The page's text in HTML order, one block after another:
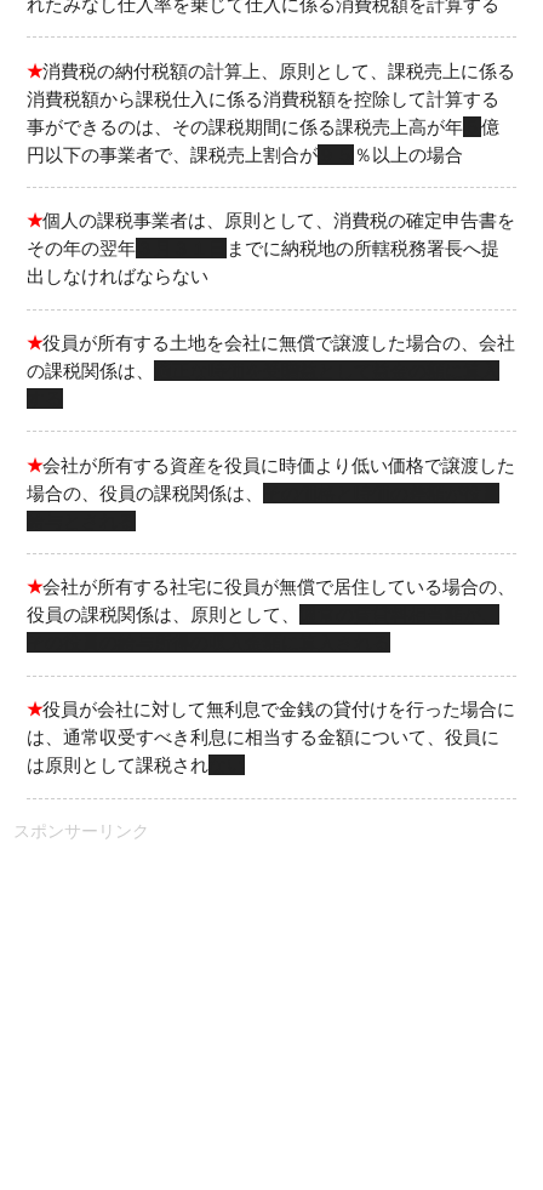
★消費税の納付税額の計算上、原則として、課税売上に係る
消費税額から課税仕入に係る消費税額を控除して計算する
事ができるのは、その課税期間に係る課税売上高が年５ 億
円以下の事業者で、課税売上割合が９５ ％以上の場合
★個人の課税事業者は、原則として、消費税の確定申告書を
その年の翌年３月３１日
までに納税地の所轄税務署長へ提
出しなければならない
★役員が所有する土地を会社に無償で譲渡した場合の、会社
の課税関係は、
★会社が所有する資産を役員に時価より低い価格で譲渡した
場合の、役員の課税関係は、
★会社が所有する社宅に役員が無償で居住している場合の、
役員の課税関係は、原則として、
★役員が会社に対して無利息で金銭の貸付けを行った場合に
は、通常収受すべき利息に相当する金額について、役員に
は原則として課税されない
スポンサーリンク